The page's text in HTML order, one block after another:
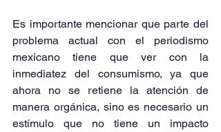
Es importante mencionar que parte del
problema actual con el periodismo
mexicano tiene que ver con la
inmediatez del consumismo, ya que
ahora no se retiene la atención de
manera orgánica, sino es necesario un
estímulo que no tiene un impacto